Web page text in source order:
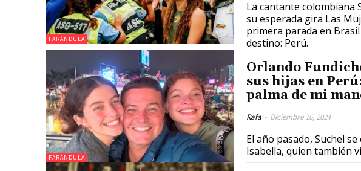
FARÁNDULA
La cantante colombiana
su esperada gira Las
primera parada en
destino: Perú.
FARÁNDULA
Orlando
sus hijas en
palma de mi
Rafa - Diciembre 16, 2024
El año pasado, Suchel
Isabella, quien también